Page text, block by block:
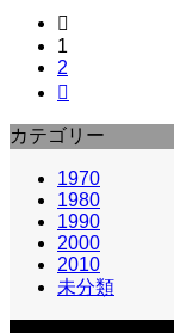

1
2

カテゴリー
1970
1980
1990
2000
2010
未分類